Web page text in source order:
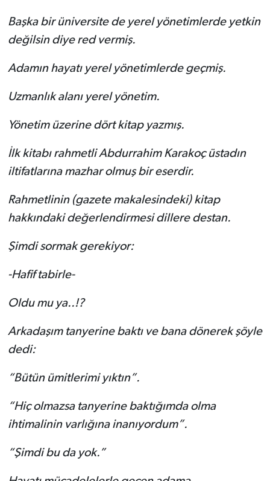
Başka bir üniversite de yerel yönetimlerde yetkin
değilsin diye red vermiş.
Adamın hayatı yerel yönetimlerde geçmiş.
Uzmanlık alanı yerel yönetim.
Yönetim üzerine dört kitap yazmış.
İlk kitabı rahmetli Abdurrahim Karakoç üstadın
iltifatlarına mazhar olmuş bir eserdir.
Rahmetlinin (gazete makalesindeki) kitap
hakkındaki değerlendirmesi dillere destan.
Şimdi sormak gerekiyor:
-Hafif tabirle-
Oldu mu ya..!?
Arkadaşım tanyerine baktı ve bana dönerek şöyle
dedi:
“Bütün ümitlerimi yıktın”.
“Hiç olmazsa tanyerine baktığımda olma
ihtimalinin varlığına inanıyordum”.
“Şimdi bu da yok.”